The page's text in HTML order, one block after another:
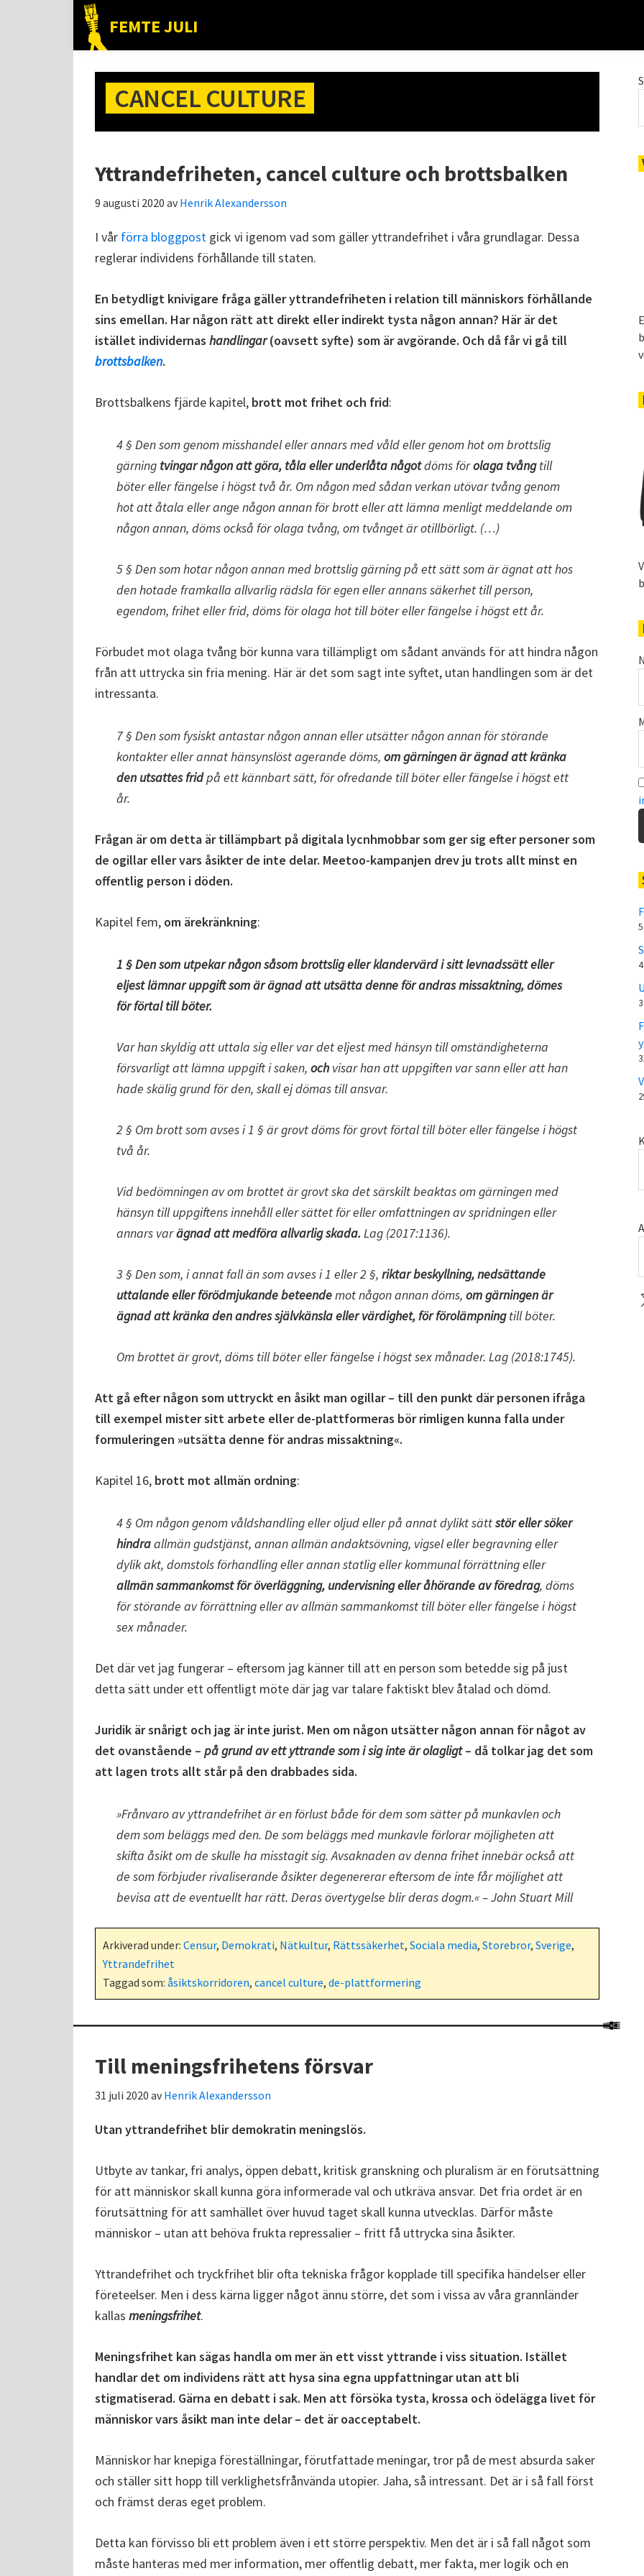
huvudnavigering
FEMTE JULI
Nätet
folket!CANCEL CULTURE
Yttrandefriheten, cancel culture och brottsbalken
9 augusti 2020 avHenrik Alexandersson
I vår förra bloggpost gick vi igenom vad som gäller yttrandefrihet i våra grundlagar. Dessa
reglerar individens förhållande till staten.
En betydligt knivigare fråga gäller yttrandefriheten i relation till människors förhållande
sins emellan. Har någon rätt att direkt eller indirekt tysta någon annan? Här är det
istället individernas handlingar(oavsett syfte) som är avgörande. Och då får vi gå till
brottsbalken.
Brottsbalkens fjärde kapitel, brott mot frihet och frid:
4 § Den som genom misshandel eller annars med våld eller genom hot om brottslig
gärning tvingar någon att göra, tåla eller underlåta någotdöms förolaga tvångtill
böter eller fängelse i högst två år. Om någon med sådan verkan utövar tvång genom
hot att åtala eller ange någon annan för brott eller att lämna menligt meddelande om
någon annan, döms också för olaga tvång, om tvånget är otillbörligt. (…)
5 § Den som hotar någon annan med brottslig gärning på ett sätt som är ägnat att hos
den hotade framkalla allvarlig rädsla för egen eller annans säkerhet till person,
egendom, frihet eller frid, döms för olaga hot till böter eller fängelse i högst ett år.
Förbudet mot olaga tvång bör kunna vara tillämpligt om sådant används för att hindra någon
från att uttrycka sin fria mening. Här är det som sagt inte syftet, utan handlingen som är det
intressanta.
7 § Den som fysiskt antastar någon annan eller utsätter någon annan för störande
kontakter eller annat hänsynslöst agerande döms, om gärningen är ägnad att kränka
den utsattes fridpå ett kännbart sätt, för ofredande till böter eller fängelse i högst ett
år.
Frågan är om detta är tillämpbart på digitala lycnhmobbar som ger sig efter personer som
de ogillar eller vars åsikter de inte delar. Meetoo-kampanjen drev ju trots allt minst en
offentlig person i döden.
Kapitel fem, om ärekränkning:
1 § Den som utpekar någon såsom brottslig eller klandervärd i sitt levnadssätt eller
eljest lämnar uppgift som är ägnad att utsätta denne för andras missaktning, dömes
för förtal till böter.
Var han skyldig att uttala sig eller var det eljest med hänsyn till omständigheterna
försvarligt att lämna uppgift i saken, och visar han att uppgiften var sann eller att han
hade skälig grund för den, skall ej dömas till ansvar.
2 § Om brott som avses i 1 § är grovt döms för grovt förtal till böter eller fängelse i högst
två år.
Vid bedömningen av om brottet är grovt ska det särskilt beaktas om gärningen med
hänsyn till uppgiftens innehåll eller sättet för eller omfattningen av spridningen eller
annars varägnad att medföra allvarlig skada. Lag (2017:1136).
3 § Den som, i annat fall än som avses i 1 eller 2 §, riktar beskyllning, nedsättande
uttalande eller förödmjukande beteendemot någon annan döms, om gärningen är
ägnad att kränka den andres självkänsla eller värdighet, för förolämpningtill böter.
Om brottet är grovt, döms till böter eller fängelse i högst sex månader. Lag (2018:1745).
Att gå efter någon som uttryckt en åsikt man ogillar – till den punkt där personen ifråga
till exempel mister sitt arbete eller de-plattformeras bör rimligen kunna falla under
formuleringen »utsätta denne för andras missaktning«.
Kapitel 16, brott mot allmän ordning:
4 § Om någon genom våldshandling eller oljud eller på annat dylikt sättstör eller söker
hindraallmän gudstjänst, annan allmän andaktsövning, vigsel eller begravning eller
dylik akt, domstols förhandling eller annan statlig eller kommunal förrättning eller
allmän sammankomst för överläggning, undervisning eller åhörande av föredrag, döms
för störande av förrättning eller av allmän sammankomst till böter eller fängelse i högst
sex månader.
Det där vet jag fungerar – eftersom jag känner till att en person som betedde sig på just
detta sätt under ett offentligt möte där jag var talare faktiskt blev åtalad och dömd.
Juridik är snårigt och jag är inte jurist. Men om någon utsätter någon annan för något av
det ovanstående – på grund av ett yttrande som i sig inte är olagligt– då tolkar jag det som
att lagen trots allt står på den drabbades sida.
»Frånvaro av yttrandefrihet är en förlust både för dem som sätter på munkavlen och
dem som beläggs med den. De som beläggs med munkavle förlorar möjligheten att
skifta åsikt om de skulle ha misstagit sig. Avsaknaden av denna frihet innebär också att
de som förbjuder rivaliserande åsikter degenererar eftersom de inte får möjlighet att
bevisa att de eventuellt har rätt. Deras övertygelse blir deras dogm.« – John Stuart Mill
Arkiverad under: Censur, Demokrati, Nätkultur, Rättssäkerhet, Sociala media, Storebror, Sverige,
Yttrandefrihet
Taggad som: åsiktskorridoren, cancel culture, de-plattformering
Till meningsfrihetens försvar
31 juli 2020 avHenrik Alexandersson
Utan yttrandefrihet blir demokratin meningslös.
Utbyte av tankar, fri analys, öppen debatt, kritisk granskning och pluralism är en förutsättning
för att människor skall kunna göra informerade val och utkräva ansvar. Det fria ordet är en
förutsättning för att samhället över huvud taget skall kunna utvecklas. Därför måste
människor – utan att behöva frukta repressalier – fritt få uttrycka sina åsikter.
Yttrandefrihet och tryckfrihet blir ofta tekniska frågor kopplade till specifika händelser eller
företeelser. Men i dess kärna ligger något ännu större, det som i vissa av våra grannländer
kallas meningsfrihet.
Meningsfrihet kan sägas handla om mer än ett visst yttrande i viss situation. Istället
handlar det om individens rätt att hysa sina egna uppfattningar utan att bli
stigmatiserad. Gärna en debatt i sak. Men att försöka tysta, krossa och ödelägga livet för
människor vars åsikt man inte delar – det är oacceptabelt.
Människor har knepiga föreställningar, förutfattade meningar, tror på de mest absurda saker
och ställer sitt hopp till verklighetsfrånvända utopier. Jaha, så intressant. Det är i så fall först
och främst deras eget problem.
Detta kan förvisso bli ett problem även i ett större perspektiv. Men det är i så fall något som
måste hanteras med mer information, mer offentlig debatt, mer fakta, mer logik och en